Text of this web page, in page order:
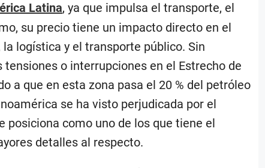
Latina, ya que impulsa el transporte, el
su precio tiene un impacto directo en el
logística y el transporte público. Sin
o interrupciones en el Estrecho de
a que en esta zona pasa el 20 % del petróleo
se ha visto perjudicada por el
posiciona como uno de los que tiene el
detalles al respecto.